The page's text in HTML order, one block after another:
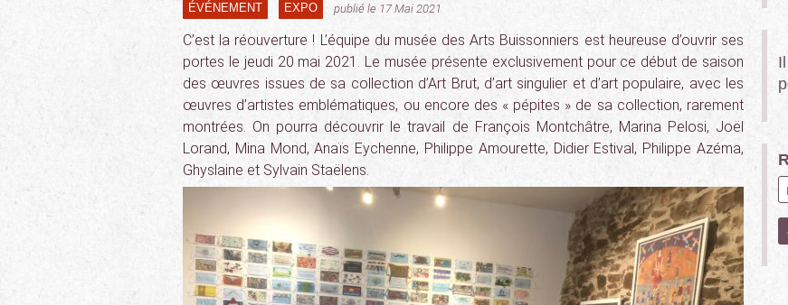
ÉVÉNEMENT EXPO publié le 17 Mai 2021
C’est la réouverture ! L’équipe du musée des Arts Buissonniers est heureuse d’ouvrir ses
portes le jeudi 20 mai 2021. Le musée présente exclusivement pour ce début de saison
des œuvres issues de sa collection d’Art Brut, d’art singulier et d’art populaire, avec les
œuvres d’artistes emblématiques, ou encore des « pépites » de sa collection, rarement
montrées. On pourra découvrir le travail de François Montchâtre, Marina Pelosi, Joël
Lorand, Mina Mond, Anaïs Eychenne, Philippe Amourette, Didier Estival, Philippe Azéma,
Ghyslaine et Sylvain Staëlens.